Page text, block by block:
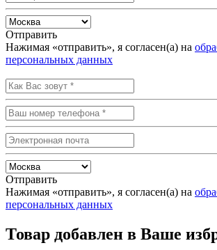
Отправить
Нажимая «отправить», я согласен(а) на
персональных данных
Отправить
Нажимая «отправить», я согласен(а) на
персональных данных
Товар добавлен в Ваше